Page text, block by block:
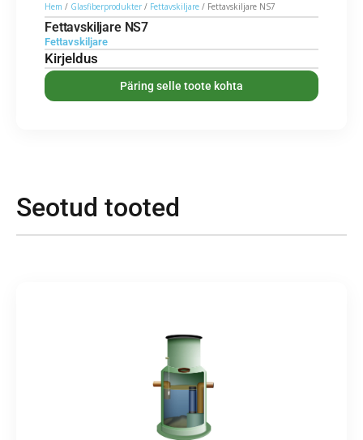
Hem / Glasfiberprodukter / Fettavskiljare / Fettavskiljare NS7
Fettavskiljare NS7
Fettavskiljare
Kirjeldus
Päring selle toote kohta
Seotud tooted